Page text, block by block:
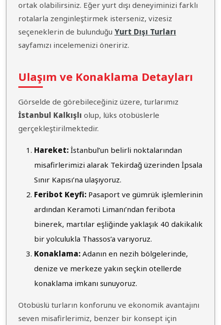
ortak olabilirsiniz. Eğer yurt dışı deneyiminizi farklı
rotalarla zenginleştirmek isterseniz, vizesiz
seçeneklerin de bulunduğu Yurt Dışı Turları
sayfamızı incelemenizi öneririz.
Ulaşım ve Konaklama Detayları
Görselde de görebileceğiniz üzere, turlarımız
İstanbul Kalkışlı olup, lüks otobüslerle
gerçekleştirilmektedir.
Hareket: İstanbul’un belirli noktalarından
misafirlerimizi alarak Tekirdağ üzerinden İpsala
Sınır Kapısı’na ulaşıyoruz.
Feribot Keyfi: Pasaport ve gümrük işlemlerinin
ardından Keramoti Limanı’ndan feribota
binerek, martılar eşliğinde yaklaşık 40 dakikalık
bir yolculukla Thassos’a varıyoruz.
Konaklama: Adanın en nezih bölgelerinde,
denize ve merkeze yakın seçkin otellerde
konaklama imkanı sunuyoruz.
Otobüslü turların konforunu ve ekonomik avantajını
seven misafirlerimiz, benzer bir konsept için